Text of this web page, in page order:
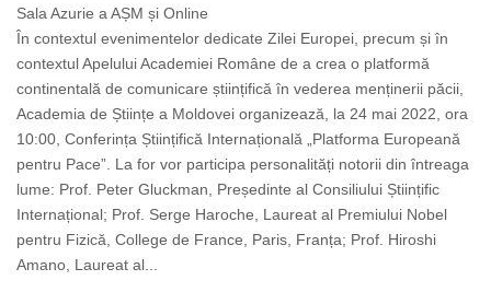
Sala Azurie a AȘM și Online
În contextul evenimentelor dedicate Zilei Europei, precum și în
contextul Apelului Academiei Române de a crea o platformă
continentală de comunicare științifică în vederea menținerii păcii,
Academia de Științe a Moldovei organizează, la 24 mai 2022, ora
10:00, Conferința Științifică Internațională „Platforma Europeană
pentru Pace”. La for vor participa personalități notorii din întreaga
lume: Prof. Peter Gluckman, Președinte al Consiliului Științific
Internațional; Prof. Serge Haroche, Laureat al Premiului Nobel
pentru Fizică, College de France, Paris, Franța; Prof. Hiroshi
Amano, Laureat al...